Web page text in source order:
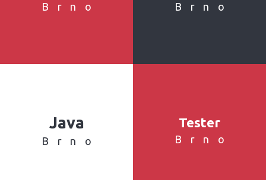
Brno Brno
Java
Brno
Tester
Brno